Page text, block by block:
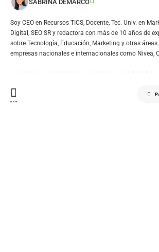
SABRINA DEMARCO
Soy CEO en Recursos TICS, Docente, Tec. Univ. en
Digital, SEO SR y redactora con más de 10 años de
sobre Tecnología, Educación, Marketing y otras
empresas nacionales e internacionales como Nivea,